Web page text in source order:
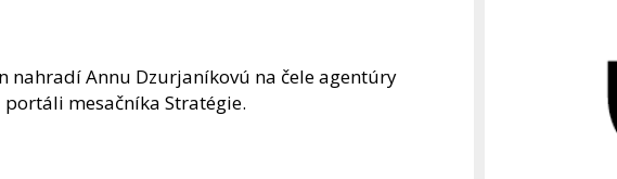
nahradí Annu Dzurjaníkovú na čele agentúry
portáli mesačníka Stratégie.